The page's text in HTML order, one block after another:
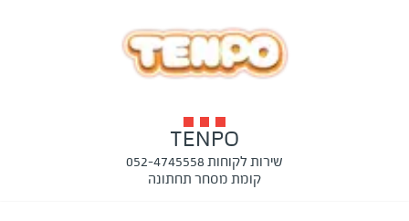
TENPO
שירות לקוחות 052-4745558
קומת מסחר תחתונה